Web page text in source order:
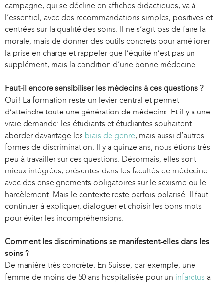
x
t
e
r
n
a
)
campagne, qui se décline en affiches didactiques, va à
l’essentiel, avec des recommandations simples, positives et
centrées sur la qualité des soins. Il ne s’agit pas de faire la
morale, mais de donner des outils concrets pour améliorer
la prise en charge et rappeler que l’équité n’est pas un
supplément, mais la condition d’une bonne médecine.
Faut-il encore sensibiliser les médecins à ces questions ?
Oui! La formation reste un levier central et permet
d’atteindre toute une génération de médecins. Et il y a une
vraie demande: les étudiants et étudiantes souhaitent
aborder davantage les biais de genre, mais aussi d’autres
formes de discrimination. Il y a quinze ans, nous étions très
peu à travailler sur ces questions. Désormais, elles sont
mieux intégrées, présentes dans les facultés de médecine
avec des enseignements obligatoires sur le sexisme ou le
harcèlement. Mais le contexte reste parfois polarisé. Il faut
continuer à expliquer, dialoguer et choisir les bons mots
pour éviter les incompréhensions.
Comment les discriminations se manifestent-elles dans les
soins ?
De manière très concrète. En Suisse, par exemple, une
femme de moins de 50 ans hospitalisée pour un infarctus a